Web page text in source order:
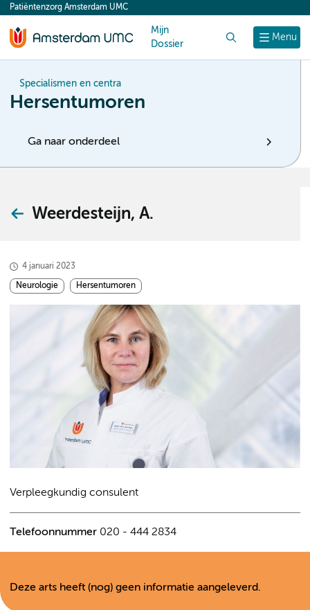
content
Menu
Patiëntenzorg Amsterdam UMC
Mijn
Dossier
Specialismen en centra
Hersentumoren
Ga naar onderdeel
Weerdesteijn, A.
4 januari 2023
Neurologie Hersentumoren
Verpleegkundig consulent
Telefoonnummer 020 - 444 2834
Deze arts heeft (nog) geen informatie aangeleverd.